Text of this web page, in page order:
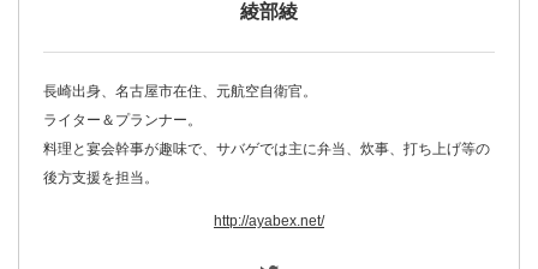
綾部綾
長崎出身、名古屋市在住、元航空自衛官。
ライター＆プランナー。
料理と宴会幹事が趣味で、サバゲでは主に弁当、炊事、打ち上げ等の
後方支援を担当。
http://ayabex.net/